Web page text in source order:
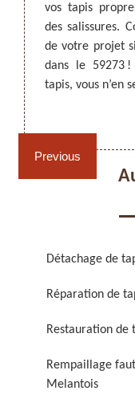
Rempaillage
Réparation de
chaise et siège
Previous
ses
a la
vos tapis
des salissures.
de votre projet
dans le 59273
tapis, vous n’en
Détachage de
Réparation de
Restauration de
Rempaillage
Melantois